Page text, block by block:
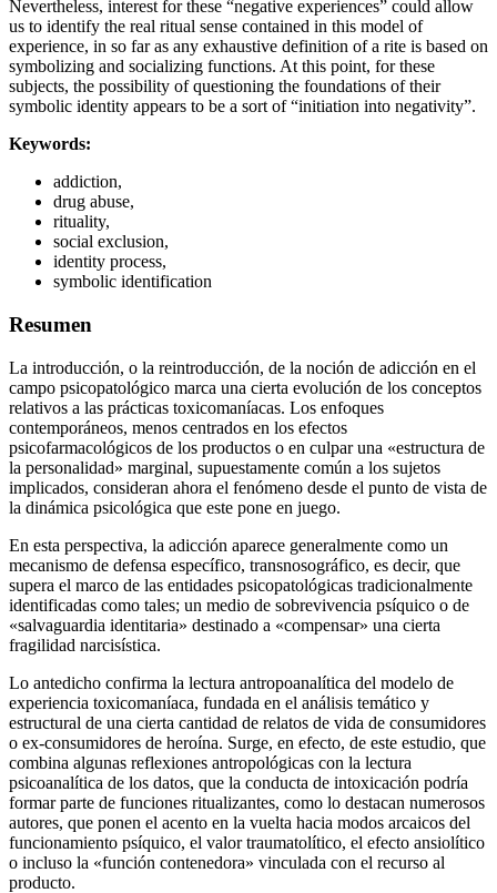
Nevertheless, interest for these “negative experiences” could allow
us to identify the real ritual sense contained in this model of
experience, in so far as any exhaustive definition of a rite is based on
symbolizing and socializing functions. At this point, for these
subjects, the possibility of questioning the foundations of their
symbolic identity appears to be a sort of “initiation into negativity”.
Keywords:
addiction,
drug abuse,
rituality,
social exclusion,
identity process,
symbolic identification
Resumen
La introducción, o la reintroducción, de la noción de adicción en el
campo psicopatológico marca una cierta evolución de los conceptos
relativos a las prácticas toxicomaníacas. Los enfoques
contemporáneos, menos centrados en los efectos
psicofarmacológicos de los productos o en culpar una «estructura de
la personalidad» marginal, supuestamente común a los sujetos
implicados, consideran ahora el fenómeno desde el punto de vista de
la dinámica psicológica que este pone en juego.
En esta perspectiva, la adicción aparece generalmente como un
mecanismo de defensa específico, transnosográfico, es decir, que
supera el marco de las entidades psicopatológicas tradicionalmente
identificadas como tales; un medio de sobrevivencia psíquico o de
«salvaguardia identitaria» destinado a «compensar» una cierta
fragilidad narcisística.
Lo antedicho confirma la lectura antropoanalítica del modelo de
experiencia toxicomaníaca, fundada en el análisis temático y
estructural de una cierta cantidad de relatos de vida de consumidores
o ex-consumidores de heroína. Surge, en efecto, de este estudio, que
combina algunas reflexiones antropológicas con la lectura
psicoanalítica de los datos, que la conducta de intoxicación podría
formar parte de funciones ritualizantes, como lo destacan numerosos
autores, que ponen el acento en la vuelta hacia modos arcaicos del
funcionamiento psíquico, el valor traumatolítico, el efecto ansiolítico
o incluso la «función contenedora» vinculada con el recurso al
producto.